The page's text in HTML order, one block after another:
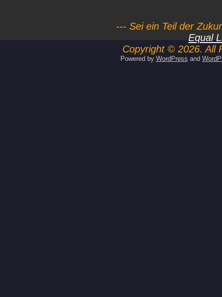
--- Sei ein Teil der
Equal
Copyright © 2026. All
Powered by WordPress and